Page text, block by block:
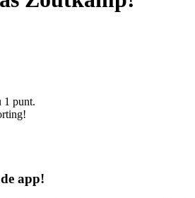
1 punt.
app!